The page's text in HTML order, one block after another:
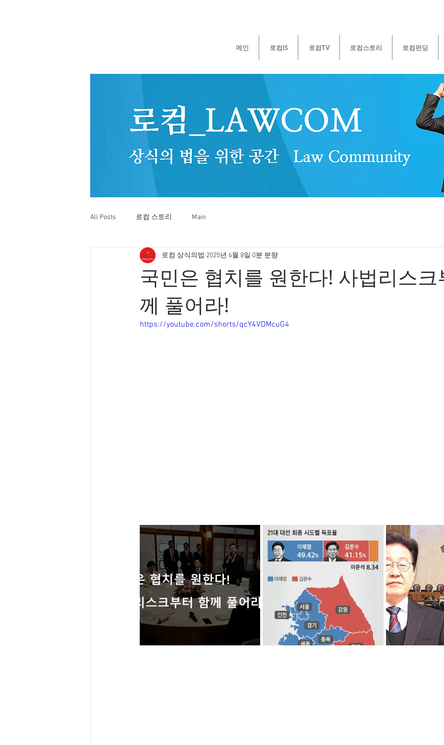
메인 로컴IS 로컴TV 로컴스토리 로컴펀딩
All Posts 로컴 스토리 Main
국민은 협치를 원한다! 사법리스
께 풀어라!
로컴 상식의법 2025년 6월 8일 0분 분량
https://youtube.com/shorts/qcY4VDMcuG4